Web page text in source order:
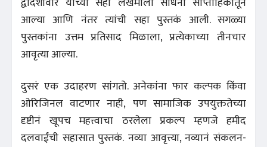
आल्या आणि नंतर त्यांची सहा पुस्तकं आली. सगळ्या
पुस्तकांना उत्तम प्रतिसाद मिळाला, प्रत्येकाच्या तीनचार
आवृत्या आल्या.
दुसरं एक उदाहरण सांगतो. अनेकांना फार कल्पक किंवा
ओरिजिनल वाटणार नाही, पण सामाजिक उपयुक्ततेच्या
दृष्टीनं खूपच महत्त्वाचा ठरलेला प्रकल्प म्हणजे हमीद
दलवाईंची सहासात पुस्तकं. नव्या आवृत्त्या, नव्यानं संकलन-